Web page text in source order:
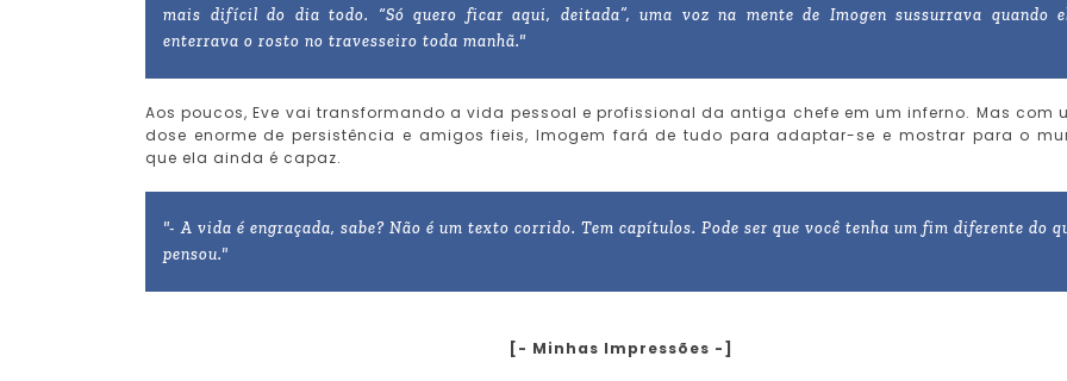
mais difícil do dia todo. “Só quero ficar aqui, deitada”, uma voz na mente de Imogen sussurrava quando
enterrava o rosto no travesseiro toda manhã."
Aos poucos, Eve vai transformando a vida pessoal e profissional da antiga chefe em um inferno. Mas com
dose enorme de persistência e amigos fieis, Imogem fará de tudo para adaptar-se e mostrar para o
que ela ainda é capaz.
"- A vida é engraçada, sabe? Não é um texto corrido. Tem capítulos. Pode ser que você tenha um fim diferente do
pensou."
[- Minhas Impressões -]